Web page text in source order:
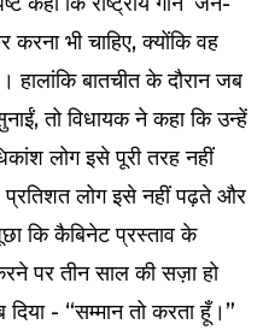
भी चाहिए, क्योंकि वह
बातचीत के दौरान जब
तो विधायक ने कहा कि उन्हें
लोग इसे पूरी तरह नहीं
प्रतिशत लोग इसे नहीं पढ़ते और
कि कैबिनेट प्रस्ताव के
पर तीन साल की सज़ा हो
- “सम्मान तो करता हूँ।”